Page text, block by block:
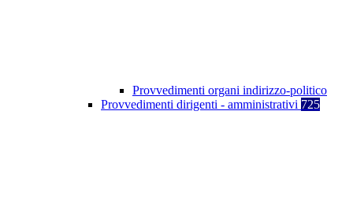
Provvedimenti organi indirizzo-politico
Provvedimenti dirigenti - amministrativi 725